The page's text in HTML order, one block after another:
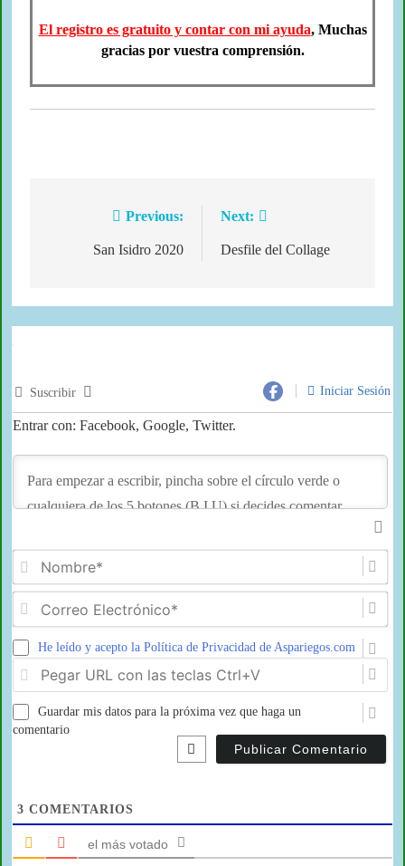
El registro es gratuito y contar con mi ayuda, Muchas
gracias por vuestra comprensión.
Previous:
San Isidro 2020
Next:
Desfile del Collage
Suscribir Iniciar Sesión
Entrar con: Facebook, Google, Twitter.
He leído y acepto la Política de Privacidad de Aspariegos.com
Guardar mis datos para la próxima vez que haga un
comentario
3 COMENTARIOS
el más votado